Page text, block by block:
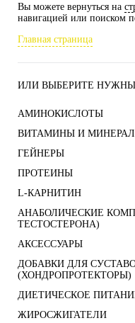
Вы можете вернуться на
навигацией или поиском
Главная страница
ИЛИ ВЫБЕРИТЕ
АМИНОКИСЛОТЫ
ВИТАМИНЫ И
ГЕЙНЕРЫ
ПРОТЕИНЫ
L-КАРНИТИН
АНАБОЛИЧЕСКИЕ
ТЕСТОСТЕРОНА)
АКСЕССУАРЫ
ДОБАВКИ ДЛЯ
(ХОНДРОПРОТЕКТОРЫ)
ДИЕТИЧЕСКОЕ
ЖИРОСЖИГАТЕЛИ